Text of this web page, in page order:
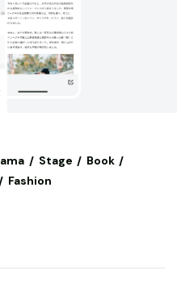
Stage
Book
Fashion